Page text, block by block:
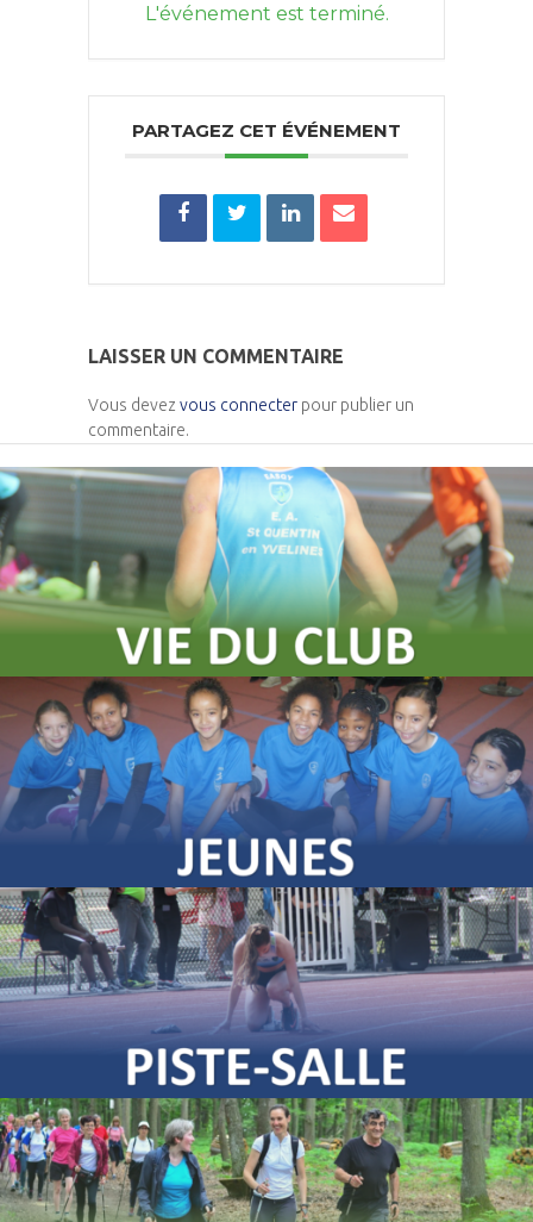
L'événement est terminé.
PARTAGEZ CET ÉVÉNEMENT
LAISSER UN COMMENTAIRE
Vous devez vous connecter pour publier un
commentaire.